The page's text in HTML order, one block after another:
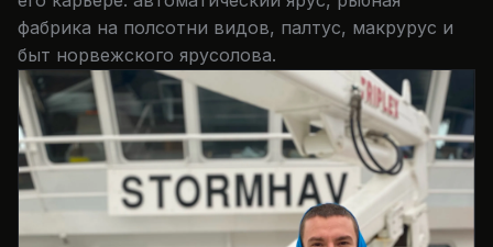
фабрика на полсотни видов, палтус, макрурус и
быт норвежского ярусолова.